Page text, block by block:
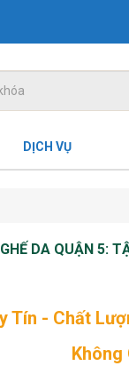
DỊCH VỤ
GHẾ DA QUẬN 5:
Tín - Chất
Không